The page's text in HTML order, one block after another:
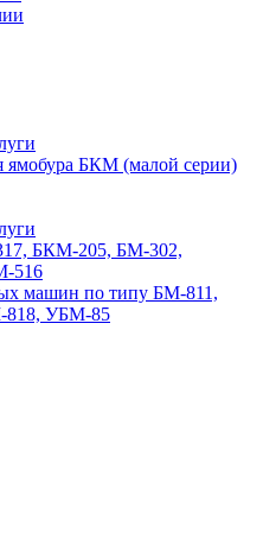
ямобура БКМ (малой серии)
БКМ-205, БМ-302,
516
машин по типу БМ-811,
УБМ-85